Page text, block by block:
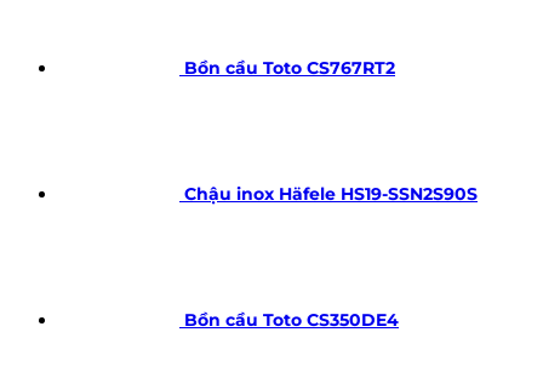
Bồn cầu Toto CS767RT2
Chậu inox Häfele HS19-SSN2S90S
Bồn cầu Toto CS350DE4